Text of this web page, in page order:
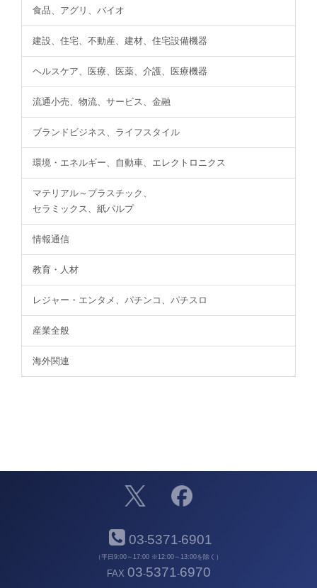
食品、アグリ、バイオ
建設、住宅、不動産、建材、住宅設備機器
ヘルスケア、医療、医薬、介護、医療機器
流通小売、物流、サービス、金融
ブランドビジネス、ライフスタイル
環境・エネルギー、自動車、エレクトロニクス
マテリアル～プラスチック、
セラミックス、紙パルプ
情報通信
教育・人材
レジャー・エンタメ、パチンコ、パチスロ
産業全般
海外関連
03-5371-6901
（平日9:00～17:00 ※12:00～13:00を除く）
FAX 03-5371-6970